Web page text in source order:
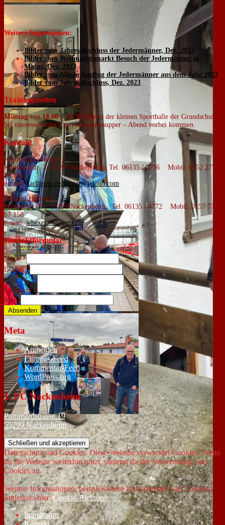
Weitere Impressionen:
Bilder vom Jahresabschluss der Jedermänner, Dez. 2023
Bilder vom Weihnachtsmarkt Besuch der Jedermänner in
Mainz, Dez. 2023
Bilder vom Allgäu Ausflug der Jedermänner aus dem Jahr 2023
Bilder vom Jahresabschluss, Dez. 2023
Trainingszeiten
Montagvon18.00 – 19.30 Uhr in der kleinen Sporthalle der Grundschule.
bei interesse einfach zu einem Schnupper – Abend vorbei kommen.
Kontakt
Karlheinz Geiberger,
Kurmainzstr. 3, 55299 Nackenheim, Tel. 06135 / 2756 Mobil. 0152 277
30 184
e-mail:karlheinz.geiberger@icloud.com
Wilhard Hexemer,
Mainzerstr. 77, 55299 Nackenheim, Tel. 06135 / 4772 Mobil. 0157 772
67 158
e-mail:whexemer@gmx.de
Kontaktformular
Name*
E-Mail*
Nachricht*
Name
Absenden
Meta
Anmelden
Eintrags-Feed
Kommentar-Feed
WordPress.org
1. FC Nackenheim
Pommardstrasse 19
55299 Nackenheim
Datenschutz und Cookies: Diese Website verwendet Cookies. Wenn
du die Website weiterhin nutzt, stimmst du der Verwendung von
Cookies zu.
Weitere Informationen, beispielsweise zur Kontrolle von Cookies,
findest du hier:Cookie-Richtlinie
Impressum